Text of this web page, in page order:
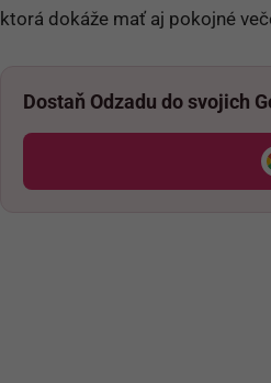
ktorá dokáže mať aj pokojné
Dostaň Odzadu do svojich